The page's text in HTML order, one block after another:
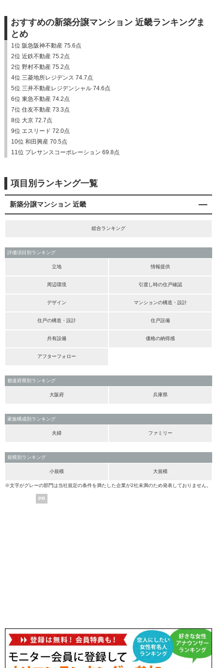
おすすめの新築分譲マンション 近畿ランキングま
とめ
1位 阪急阪神不動産 75.6点
2位 近鉄不動産 75.2点
2位 野村不動産 75.2点
4位 三菱地所レジデンス 74.7点
5位 三井不動産レジデンシャル 74.6点
6位 東急不動産 74.2点
7位 住友不動産 73.3点
8位 大京 72.7点
9位 エスリード 72.0点
10位 和田興産 70.5点
11位 プレサンスコーポレーション 69.8点
項目別ランキング一覧
新築分譲マンション 近畿
総合ランキング
評価項目別ランキング
立地 情報提供
周辺環境 引渡し時の住戸確認
デザイン マンションの構造・設計
住戸の構造・設計 住戸設備
共有設備 価格の納得感
アフターフォロー
都道府県別ランキング
大阪府 兵庫県
家族構成別ランキング
夫婦 ファミリー
規模別ランキング
小規模 大規模
※文字がグレーの部門は当社規定の条件を満たした企業が2社未満のため発表しておりません。
PR